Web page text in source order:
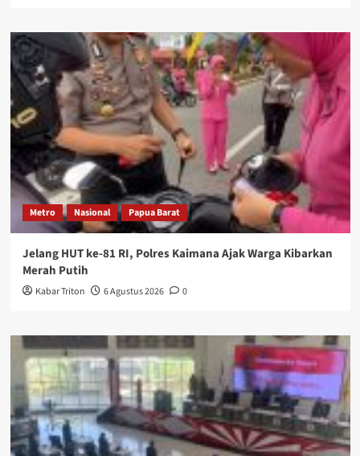
Metro Nasional Papua Barat
Jelang HUT ke-81 RI, Polres Kaimana Ajak Warga Kibarkan
Merah Putih
Kabar Triton 6 Agustus 2026 0